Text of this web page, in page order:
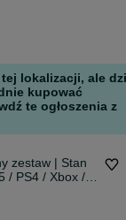
lokalizacji, ale
kupować
te ogłoszenia z
zestaw | Stan
/ PS4 / Xbox /